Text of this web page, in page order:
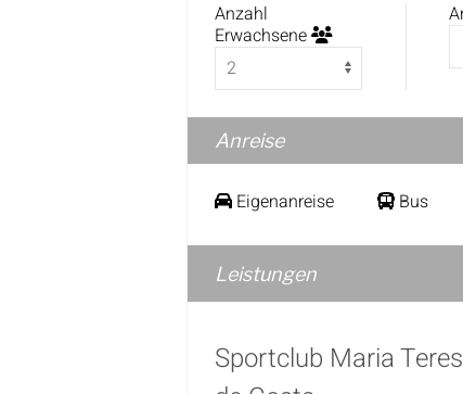
Anzahl
Erwachsene
Anreise
Eigenanreise Bus
Leistungen
Sportclub Maria